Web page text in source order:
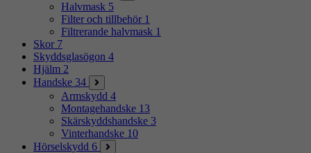
Halvmask 5
Filter och tillbehör 1
Filtrerande halvmask 1
Skor 7
Skyddsglasögon 4
Hjälm 2
Handske 34
Armskydd 4
Montagehandske 13
Skärskyddshandske 3
Vinterhandske 10
Hörselskydd 6